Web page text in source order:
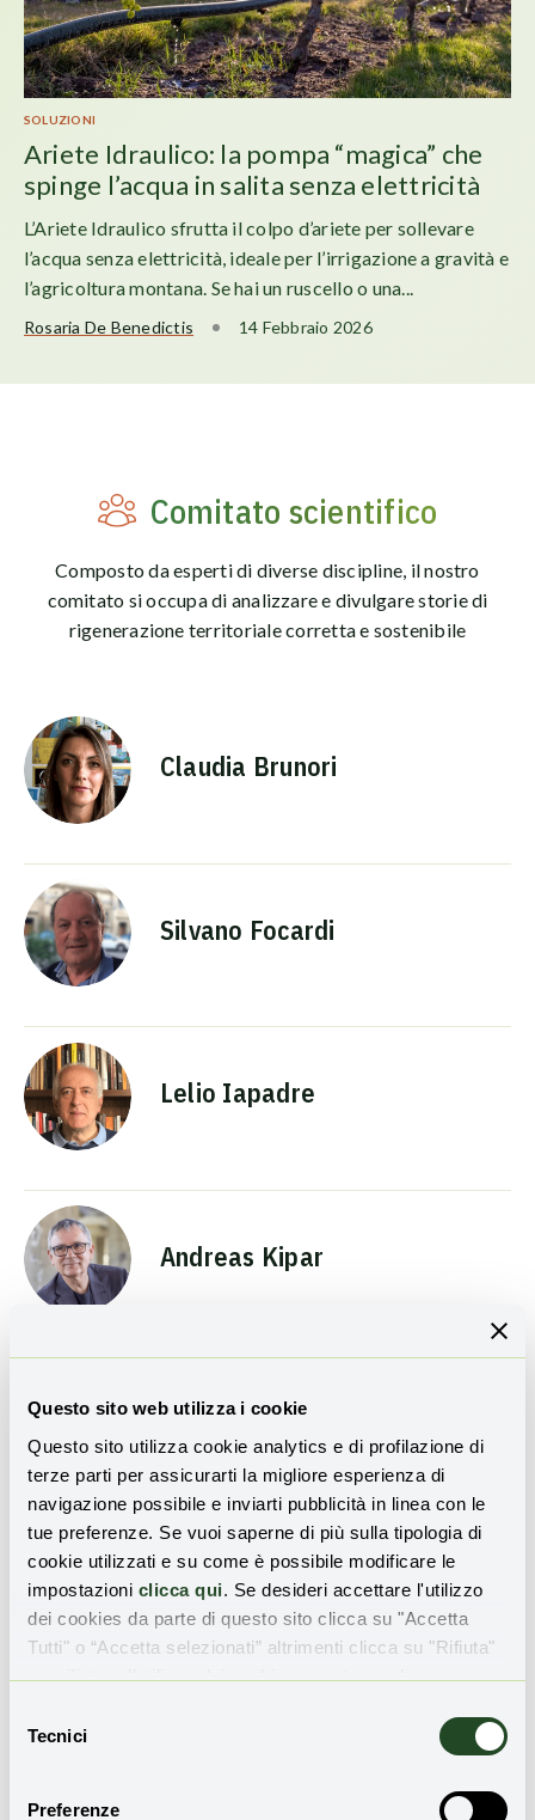
Questo sito web utilizza i cookie
Questo sito utilizza cookie analytics e di profilazione di
terze parti per assicurarti la migliore esperienza di
navigazione possibile e inviarti pubblicità in linea con le
tue preferenze. Se vuoi saperne di più sulla tipologia di
cookie utilizzati e su come è possibile modificare le
impostazioni clicca qui. Se desideri accettare l'utilizzo
dei cookies da parte di questo sito clicca su "Accetta
Tutti" o “Accetta selezionati” altrimenti clicca su "Rifiuta"
per rifiutare l’utilizzo dei cookie e mantenere le
delTecnici
Preferenze
SOLUZIONI
Ariete Idraulico: la pompa “magica” che
spinge l’acqua in salita senza elettricità
L’Ariete Idraulico sfrutta il colpo d’ariete per sollevare
l’acqua senza elettricità, ideale per l’irrigazione a gravità e
l’agricoltura montana. Se hai un ruscello o una...
Rosaria De Benedictis 14 Febbraio 2026
Comitato scientifico
Composto da esperti di diverse discipline, il nostro
comitato si occupa di analizzare e divulgare storie di
rigenerazione territoriale corretta e sostenibile
Claudia Brunori
Silvano Focardi
Lelio Iapadre
Andreas Kipar
Marco Petrangeli Papini
Bonifiche Ambientali